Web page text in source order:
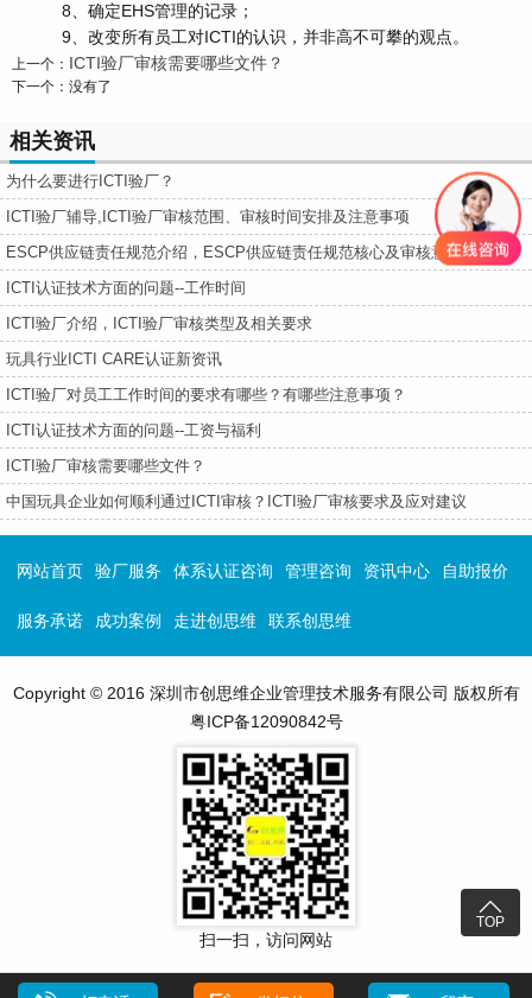
8、确定EHS管理的记录；
9、改变所有员工对ICTI的认识，并非高不可攀的观点。
上一个： ICTI验厂审核需要哪些文件？
下一个：没有了
相关资讯
为什么要进行ICTI验厂？
ICTI验厂辅导,ICTI验厂审核范围、审核时间安排及注意事项
​ESCP供应链责任规范介绍，ESCP供应链责任规范核心及审核意义
ICTI认证技术方面的问题--工作时间
ICTI验厂介绍，ICTI验厂审核类型及相关要求
玩具行业ICTI CARE认证新资讯
ICTI验厂对员工工作时间的要求有哪些？有哪些注意事项？
ICTI认证技术方面的问题--工资与福利
ICTI验厂审核需要哪些文件？
中国玩具企业如何顺利通过ICTI审核？ICTI验厂审核要求及应对建议

TOP
网站首页 验厂服务 体系认证咨询 管理咨询 资讯中心 自助报价
服务承诺 成功案例 走进创思维 联系创思维
Copyright © 2016 深圳市创思维企业管理技术服务有限公司 版权所有
粤ICP备12090842号
扫一扫，访问网站